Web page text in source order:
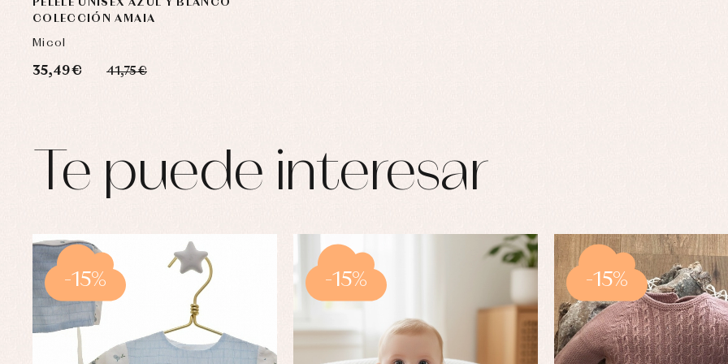
PELELE UNISEX AZUL Y BLANCO
COLECCIÓN AMAIA
Micol
35,49 € 41,75 €
Te puede interesar
-15% -15% -15%